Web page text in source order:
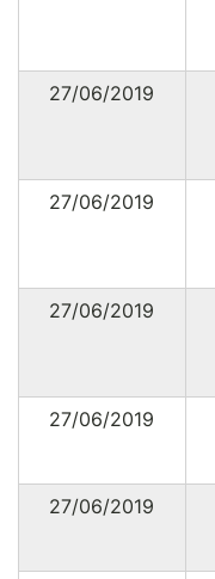
27/06/2019
27/06/2019
27/06/2019
27/06/2019
27/06/2019